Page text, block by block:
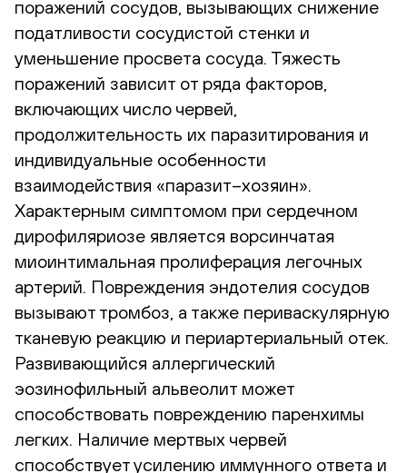
поражений сосудов, вызывающих снижение
податливости сосудистой стенки и
уменьшение просвета сосуда. Тяжесть
поражений зависит от ряда факторов,
включающих число червей,
продолжительность их паразитирования и
индивидуальные особенности
взаимодействия «паразит–хозяин».
Характерным симптомом при сердечном
дирофиляриозе является ворсинчатая
миоинтимальная пролиферация легочных
артерий. Повреждения эндотелия сосудов
вызывают тромбоз, а также периваскулярную
тканевую реакцию и периартериальный отек.
Развивающийся аллергический
эозинофильный альвеолит может
способствовать повреждению паренхимы
легких. Наличие мертвых червей
способствует усилению иммунного ответа и